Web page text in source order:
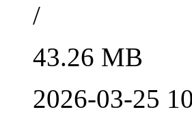
/
43.26 MB
2026-03-25